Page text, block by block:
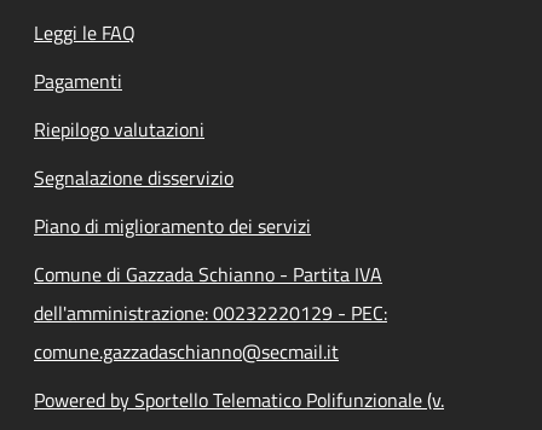
Leggi le FAQ
Pagamenti
Riepilogo valutazioni
Segnalazione disservizio
Piano di miglioramento dei servizi
Comune di Gazzada Schianno - Partita IVA
dell'amministrazione: 00232220129 - PEC:
comune.gazzadaschianno@secmail.it
Powered by Sportello Telematico Polifunzionale (v.